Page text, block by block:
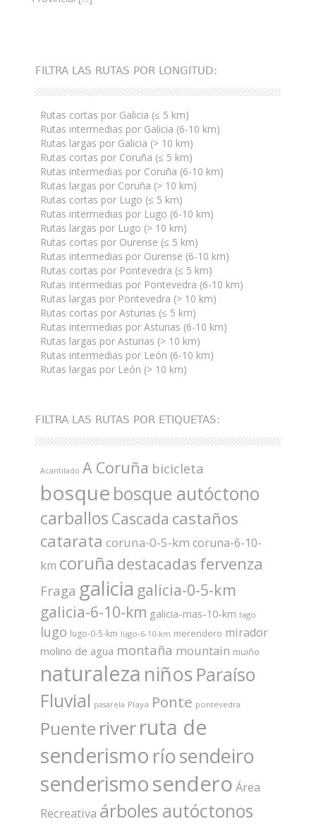
FILTRA LAS RUTAS POR LONGITUD:
Rutas cortas por Galicia (≤ 5 km)
Rutas intermedias por Galicia (6-10 km)
Rutas largas por Galicia (> 10 km)
Rutas cortas por Coruña (≤ 5 km)
Rutas intermedias por Coruña (6-10 km)
Rutas largas por Coruña (> 10 km)
Rutas cortas por Lugo (≤ 5 km)
Rutas intermedias por Lugo (6-10 km)
Rutas largas por Lugo (> 10 km)
Rutas cortas por Ourense (≤ 5 km)
Rutas intermedias por Ourense (6-10 km)
Rutas cortas por Pontevedra (≤ 5 km)
Rutas intermedias por Pontevedra (6-10 km)
Rutas largas por Pontevedra (> 10 km)
Rutas cortas por Asturias (≤ 5 km)
Rutas intermedias por Asturias (6-10 km)
Rutas largas por Asturias (> 10 km)
Rutas intermedias por León (6-10 km)
Rutas largas por León (> 10 km)
FILTRA LAS RUTAS POR ETIQUETAS:
Acantilado A Coruña bicicleta
bosque bosque autóctono
carballos Cascada castaños
catarata coruna-0-5-km coruna-6-10-
km coruña destacadas fervenza
Fraga galicia galicia-0-5-km
galicia-6-10-km galicia-mas-10-km lago
lugo lugo-0-5-km lugo-6-10-km merendero mirador
molino de agua montaña mountain muiño
naturaleza niños Paraíso
Fluvial pasarela Playa Ponte pontevedra
Puente riverruta de
senderismo ríosendeiro
senderismosendero Área
Recreativa árboles autóctonos